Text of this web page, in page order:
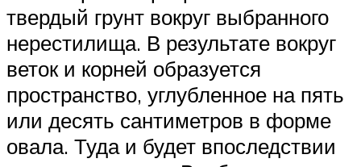
твердый грунт вокруг выбранного
нерестилища. В результате вокруг
веток и корней образуется
пространство, углубленное на пять
или десять сантиметров в форме
овала. Туда и будет впоследствии